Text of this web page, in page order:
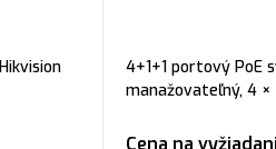
4+1+1 portový PoE
manažovateľný, 4 ×
port. Kategória:
Cena na